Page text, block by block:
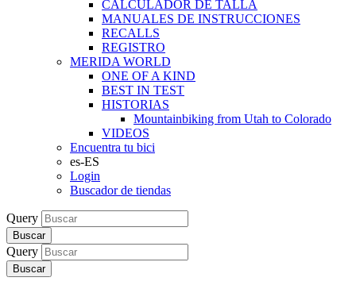
CALCULADOR DE TALLA
MANUALES DE INSTRUCCIONES
RECALLS
REGISTRO
MERIDA WORLD
ONE OF A KIND
BEST IN TEST
HISTORIAS
Mountainbiking from Utah to Colorado
VIDEOS
Encuentra tu bici
es-ES
Login
Buscador de tiendas
Query
Buscar
Query
Buscar